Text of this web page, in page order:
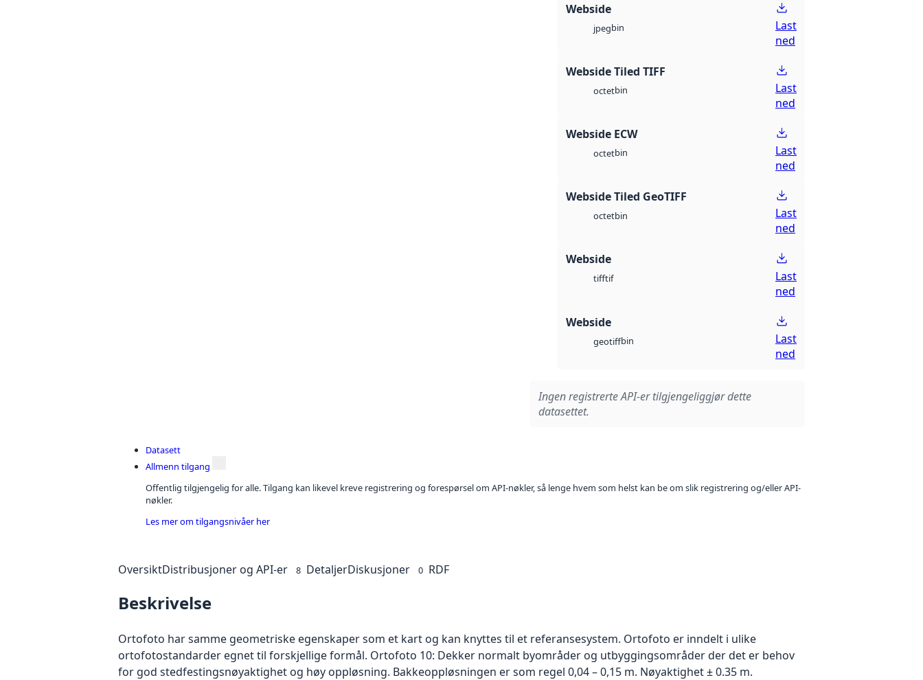
Webside
jpegbin
Last
ned
Webside Tiled TIFF
octetbin
Last
ned
Webside ECW
octetbin
Last
ned
Webside Tiled GeoTIFF
octetbin
Last
ned
Webside
tifftif
Last
ned
Webside
geotiffbin
Last
ned
Ingen registrerte API-er tilgjengeliggjør dette
datasettet.
Datasett
Allmenn tilgang
Offentlig tilgjengelig for alle. Tilgang kan likevel kreve registrering og forespørsel om API-nøkler, så lenge hvem som helst kan be om slik registrering og/eller API-
nøkler.
Les mer om tilgangsnivåer her
OversiktDistribusjoner og API-er 8 DetaljerDiskusjoner 0 RDF
Beskrivelse
Ortofoto har samme geometriske egenskaper som et kart og kan knyttes til et referansesystem. Ortofoto er inndelt i ulike
ortofotostandarder egnet til forskjellige formål. Ortofoto 10: Dekker normalt byområder og utbyggingsområder der det er behov
for god stedfestingsnøyaktighet og høy oppløsning. Bakkeoppløsningen er som regel 0,04 – 0,15 m. Nøyaktighet ± 0.35 m.